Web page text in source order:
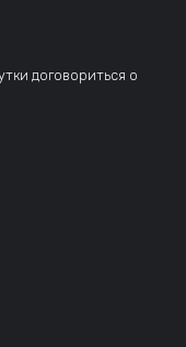
договориться о